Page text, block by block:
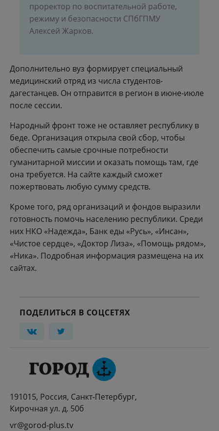
проректор по воспитательной работе,
режиму и безопасности СПбГПМУ
Алексей Жарков.
Дополнительно вуз формирует специальный
медицинский отряд из числа студентов-
дагестанцев. Он отправится в регион в июне-июле
после сессии.
Народный фронт тоже не оставляет республику в
беде. Организация открыла свой сбор, чтобы
обеспечить самые срочные потребности
гуманитарной миссии и оказать помощь там, где
она требуется. На сайте каждый сможет
пожертвовать любую сумму средств.
Кроме того, ряд организаций и фондов выразили
готовность помочь населению республики. Среди
них НКО «Надежда», Банк еды «Русь», «Инсан»,
«Чистое сердце», «Доктор Лиза», «Помощь рядом»,
«Ника». Подробная информация размещена на их
сайтах.
ПОДЕЛИТЬСЯ В СОЦСЕТЯХ
191015, Россия, Санкт-Петербург,
Кирочная ул. д. 50б
vr@gorod-plus.tv